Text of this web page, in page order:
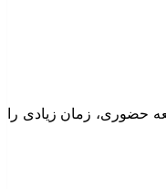
حضوری، زمان زیادی را